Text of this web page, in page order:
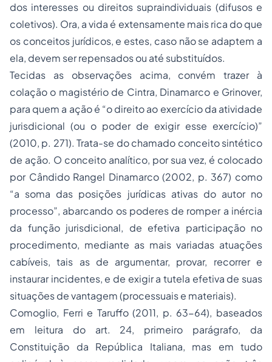
dos interesses ou direitos supraindividuais (difusos e
coletivos). Ora, a vida é extensamente mais rica do que
os conceitos jurídicos, e estes, caso não se adaptem a
ela, devem ser repensados ou até substituídos.
Tecidas as observações acima, convém trazer à
colação o magistério de Cintra, Dinamarco e Grinover,
para quem a ação é “o direito ao exercício da atividade
jurisdicional (ou o poder de exigir esse exercício)”
(2010, p. 271). Trata-se do chamado conceito sintético
de ação. O conceito analítico, por sua vez, é colocado
por Cândido Rangel Dinamarco (2002, p. 367) como
“a soma das posições jurídicas ativas do autor no
processo”, abarcando os poderes de romper a inércia
da função jurisdicional, de efetiva participação no
procedimento, mediante as mais variadas atuações
cabíveis, tais as de argumentar, provar, recorrer e
instaurar incidentes, e de exigir a tutela efetiva de suas
situações de vantagem (processuais e materiais).
Comoglio, Ferri e Taruffo (2011, p. 63-64), baseados
em leitura do art. 24, primeiro parágrafo, da
Constituição da República Italiana, mas em tudo